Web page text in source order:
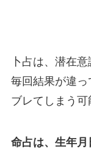
卜占は、潜在
毎回結果が違
ブレてしまう可
命占は、生年